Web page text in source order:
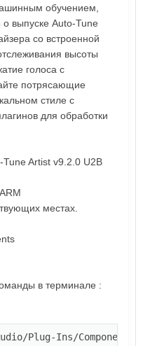
обучением,
выпуске Auto-Tune
со встроенной
высоты
голоса с
потрясающие
стиле с
для обработки
Artist v9.2.0 U2B
местах.
в терминале :
Plug-Ins/